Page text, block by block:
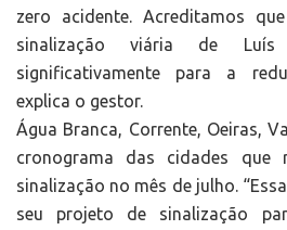
zero acidente. Acreditamos
sinalização viária de Luís
significativamente para a
explica o gestor.
Água Branca, Corrente, Oeiras,
cronograma das cidades que
sinalização no mês de julho.
seu projeto de sinalização